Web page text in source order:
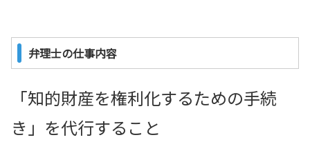
弁理士の仕事内容
「知的財産を権利化するための手続
き」を代行すること